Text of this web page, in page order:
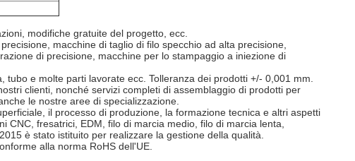
modifiche gratuite del progetto, ecc.
macchine di taglio di filo specchio ad alta precisione,
di precisione, macchine per lo stampaggio a iniezione di
e molte parti lavorate ecc. Tolleranza dei prodotti +/- 0,001 mm.
clienti, nonché servizi completi di assemblaggio di prodotti per
le nostre aree di specializzazione.
il processo di produzione, la formazione tecnica e altri aspetti
fresatrici, EDM, filo di marcia medio, filo di marcia lenta,
è stato istituito per realizzare la gestione della qualità.
alla norma RoHS dell'UE.